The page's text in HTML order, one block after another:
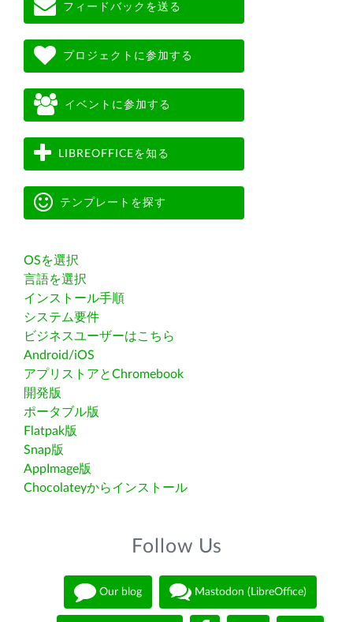
フィードバックを送る
プロジェクトに参加する
イベントに参加する
LIBREOFFICEを知る
テンプレートを探す
OSを選択
言語を選択
インストール手順
システム要件
ビジネスユーザーはこちら
Android/iOS
アプリストアとChromebook
開発版
ポータブル版
Flatpak版
Snap版
AppImage版
Chocolateyからインストール
Follow Us
Our blog Mastodon (LibreOffice)